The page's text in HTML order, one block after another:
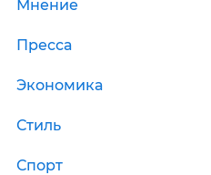
Мнение
Пресса
Экономика
Стиль
Спорт